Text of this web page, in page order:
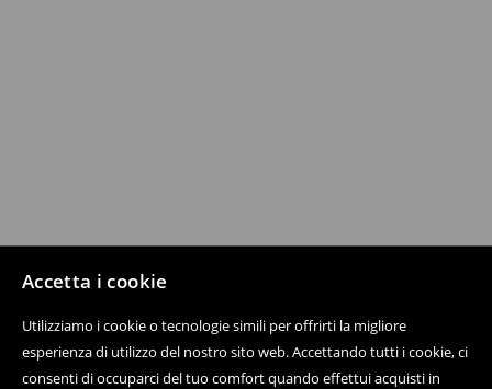
Accetta i cookie
Utilizziamo i cookie o tecnologie simili per offrirti la migliore
esperienza di utilizzo del nostro sito web. Accettando tutti i cookie, ci
consenti di occuparci del tuo comfort quando effettui acquisti in